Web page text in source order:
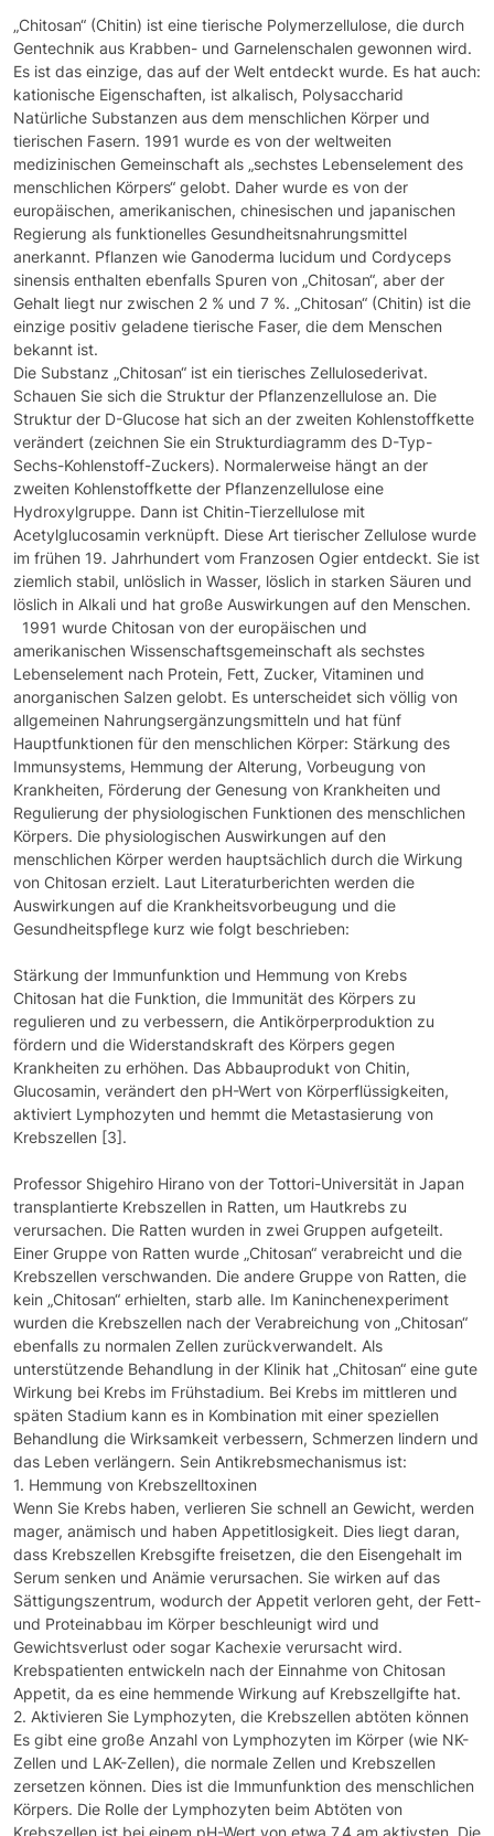
„Chitosan“ (Chitin) ist eine tierische Polymerzellulose, die durch
Gentechnik aus Krabben- und Garnelenschalen gewonnen wird.
Es ist das einzige, das auf der Welt entdeckt wurde. Es hat auch:
kationische Eigenschaften, ist alkalisch, Polysaccharid
Natürliche Substanzen aus dem menschlichen Körper und
tierischen Fasern. 1991 wurde es von der weltweiten
medizinischen Gemeinschaft als „sechstes Lebenselement des
menschlichen Körpers“ gelobt. Daher wurde es von der
europäischen, amerikanischen, chinesischen und japanischen
Regierung als funktionelles Gesundheitsnahrungsmittel
anerkannt. Pflanzen wie Ganoderma lucidum und Cordyceps
sinensis enthalten ebenfalls Spuren von „Chitosan“, aber der
Gehalt liegt nur zwischen 2 % und 7 %. „Chitosan“ (Chitin) ist die
einzige positiv geladene tierische Faser, die dem Menschen
bekannt ist.
Die Substanz „Chitosan“ ist ein tierisches Zellulosederivat.
Schauen Sie sich die Struktur der Pflanzenzellulose an. Die
Struktur der D-Glucose hat sich an der zweiten Kohlenstoffkette
verändert (zeichnen Sie ein Strukturdiagramm des D-Typ-
Sechs-Kohlenstoff-Zuckers). Normalerweise hängt an der
zweiten Kohlenstoffkette der Pflanzenzellulose eine
Hydroxylgruppe. Dann ist Chitin-Tierzellulose mit
Acetylglucosamin verknüpft. Diese Art tierischer Zellulose wurde
im frühen 19. Jahrhundert vom Franzosen Ogier entdeckt. Sie ist
ziemlich stabil, unlöslich in Wasser, löslich in starken Säuren und
löslich in Alkali und hat große Auswirkungen auf den Menschen.
1991 wurde Chitosan von der europäischen und
amerikanischen Wissenschaftsgemeinschaft als sechstes
Lebenselement nach Protein, Fett, Zucker, Vitaminen und
anorganischen Salzen gelobt. Es unterscheidet sich völlig von
allgemeinen Nahrungsergänzungsmitteln und hat fünf
Hauptfunktionen für den menschlichen Körper: Stärkung des
Immunsystems, Hemmung der Alterung, Vorbeugung von
Krankheiten, Förderung der Genesung von Krankheiten und
Regulierung der physiologischen Funktionen des menschlichen
Körpers. Die physiologischen Auswirkungen auf den
menschlichen Körper werden hauptsächlich durch die Wirkung
von Chitosan erzielt. Laut Literaturberichten werden die
Auswirkungen auf die Krankheitsvorbeugung und die
Gesundheitspflege kurz wie folgt beschrieben:
Stärkung der Immunfunktion und Hemmung von Krebs
Chitosan hat die Funktion, die Immunität des Körpers zu
regulieren und zu verbessern, die Antikörperproduktion zu
fördern und die Widerstandskraft des Körpers gegen
Krankheiten zu erhöhen. Das Abbauprodukt von Chitin,
Glucosamin, verändert den pH-Wert von Körperflüssigkeiten,
aktiviert Lymphozyten und hemmt die Metastasierung von
Krebszellen [3].
Professor Shigehiro Hirano von der Tottori-Universität in Japan
transplantierte Krebszellen in Ratten, um Hautkrebs zu
verursachen. Die Ratten wurden in zwei Gruppen aufgeteilt.
Einer Gruppe von Ratten wurde „Chitosan“ verabreicht und die
Krebszellen verschwanden. Die andere Gruppe von Ratten, die
kein „Chitosan“ erhielten, starb alle. Im Kaninchenexperiment
wurden die Krebszellen nach der Verabreichung von „Chitosan“
ebenfalls zu normalen Zellen zurückverwandelt. Als
unterstützende Behandlung in der Klinik hat „Chitosan“ eine gute
Wirkung bei Krebs im Frühstadium. Bei Krebs im mittleren und
späten Stadium kann es in Kombination mit einer speziellen
Behandlung die Wirksamkeit verbessern, Schmerzen lindern und
das Leben verlängern. Sein Antikrebsmechanismus ist:
1. Hemmung von Krebszelltoxinen
Wenn Sie Krebs haben, verlieren Sie schnell an Gewicht, werden
mager, anämisch und haben Appetitlosigkeit. Dies liegt daran,
dass Krebszellen Krebsgifte freisetzen, die den Eisengehalt im
Serum senken und Anämie verursachen. Sie wirken auf das
Sättigungszentrum, wodurch der Appetit verloren geht, der Fett-
und Proteinabbau im Körper beschleunigt wird und
Gewichtsverlust oder sogar Kachexie verursacht wird.
Krebspatienten entwickeln nach der Einnahme von Chitosan
Appetit, da es eine hemmende Wirkung auf Krebszellgifte hat.
2. Aktivieren Sie Lymphozyten, die Krebszellen abtöten können
Es gibt eine große Anzahl von Lymphozyten im Körper (wie NK-
Zellen und LAK-Zellen), die normale Zellen und Krebszellen
zersetzen können. Dies ist die Immunfunktion des menschlichen
Körpers. Die Rolle der Lymphozyten beim Abtöten von